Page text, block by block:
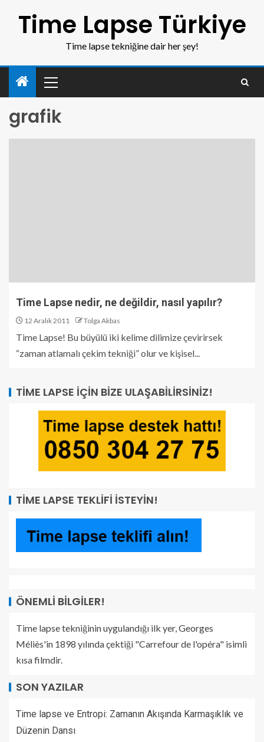
Time Lapse Türkiye
Time lapse tekniğine dair her şey!
grafik
Time Lapse nedir, ne değildir, nasıl yapılır?
12 Aralık 2011 Tolga Akbas
Time Lapse! Bu büyülü iki kelime dilimize çevirirsek
“zaman atlamalı çekim tekniği” olur ve kişisel...
TIME LAPSE İÇIN BIZE ULAŞABILIRSINIZ!
TIME LAPSE TEKLIFI İSTEYIN!
ÖNEMLI BILGILER!
Time lapse tekniğinin uygulandığı ilk yer, Georges
Méliès'in 1898 yılında çektiği "Carrefour de l'opéra" isimli
kısa filmdir.
SON YAZILAR
Time lapse ve Entropi: Zamanın Akışında Karmaşıklık ve
Düzenin Dansı